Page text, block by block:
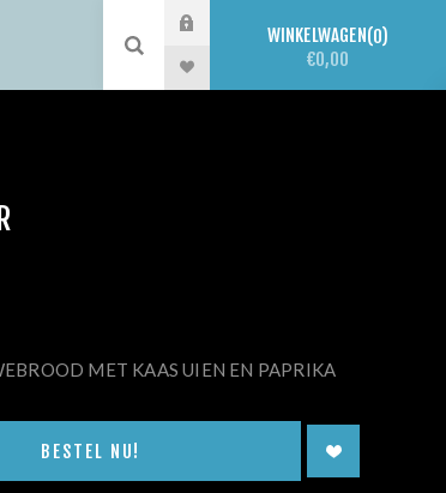
WINKELWAGEN 0
€0,00
MET KAAS UIEN EN PAPRIKA